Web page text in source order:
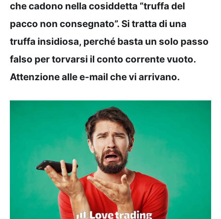
che cadono nella cosiddetta “truffa del
pacco non consegnato”. Si tratta di una
truffa insidiosa, perché basta un solo passo
falso per torvarsi il conto corrente vuoto.
Attenzione alle e-mail che vi arrivano.